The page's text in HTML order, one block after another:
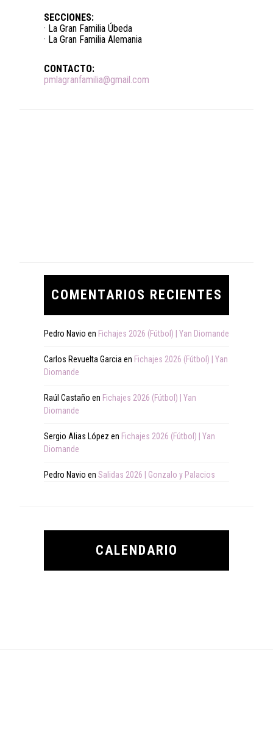
SECCIONES:
· La Gran Familia Úbeda
· La Gran Familia Alemania
CONTACTO:
pmlagranfamilia@gmail.com
COMENTARIOS RECIENTES
Pedro Navio en Fichajes 2026 (Fútbol) | Yan Diomande
Carlos Revuelta Garcia en Fichajes 2026 (Fútbol) | Yan
Diomande
Raúl Castaño en Fichajes 2026 (Fútbol) | Yan
Diomande
Sergio Alias López en Fichajes 2026 (Fútbol) | Yan
Diomande
Pedro Navio en Salidas 2026 | Gonzalo y Palacios
CALENDARIO